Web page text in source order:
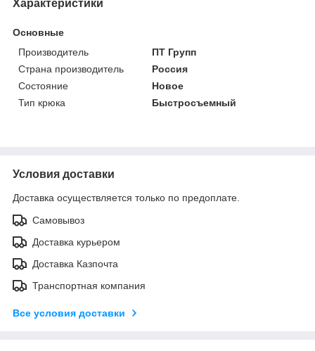
Характеристики
Основные
Производитель
ПТ Групп
Страна производитель
Россия
Состояние
Новое
Тип крюка
Быстросъемный
Условия доставки
Доставка осуществляется только по предоплате.
Самовывоз
Доставка курьером
Доставка Казпочта
Транспортная компания
Все условия доставки